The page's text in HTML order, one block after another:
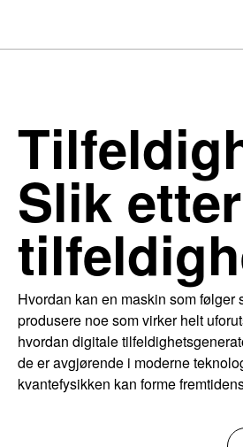
Slik
Hvordan kan en maskin som følger
produsere noe som virker helt
hvordan digitale
de er avgjørende i moderne
kvantefysikken kan forme